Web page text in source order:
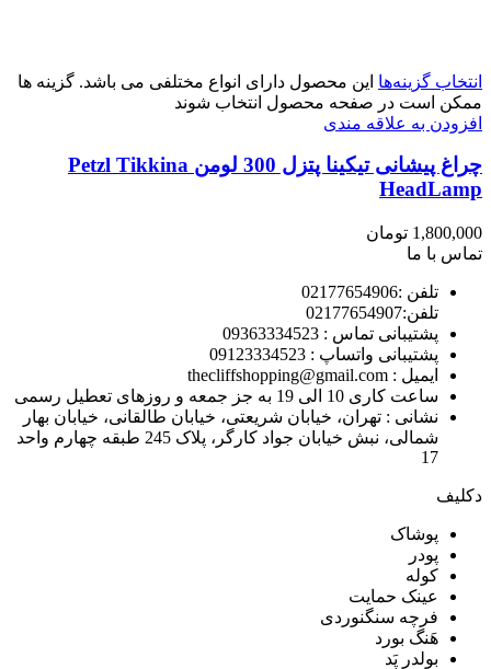
انتخاب گزینه‌ها این محصول دارای انواع مختلفی می باشد. گزینه ها
ممکن است در صفحه محصول انتخاب شوند
افزودن به علاقه مندی
چراغ پیشانی تیکینا پتزل 300 لومن Petzl Tikkina
HeadLamp
1,800,000 تومان
تماس با ما
تلفن :02177654906
تلفن:02177654907
پشتیبانی تماس : 09363334523
پشتیبانی واتساپ : 09123334523
ايميل : thecliffshopping@gmail.com
ساعت کاری 10 الی 19 به جز جمعه و روزهای تعطیل رسمی
نشانی : تهران، خیابان شریعتی، خیابان طالقانی، خیابان بهار
شمالی، نبش خیابان جواد کارگر، پلاک 245 طبقه چهارم واحد
17
دکلیف​
پوشاک
پودر
کوله
عینک حمایت
فرچه سنگنوردی
هَنگ بورد
بولدر پَد